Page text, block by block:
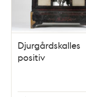
Djurgårdskalles
positiv